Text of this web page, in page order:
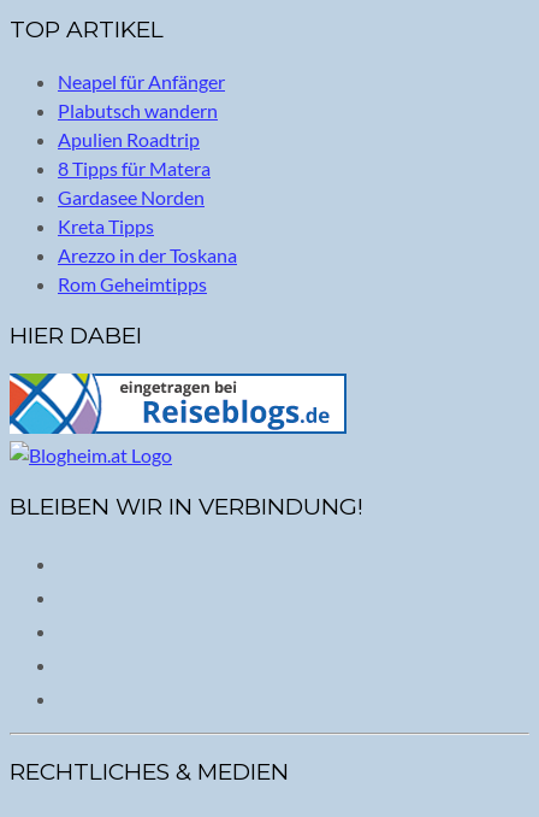
TOP ARTIKEL
Neapel für Anfänger
Plabutsch wandern
Apulien Roadtrip
8 Tipps für Matera
Gardasee Norden
Kreta Tipps
Arezzo in der Toskana
Rom Geheimtipps
HIER DABEI
BLEIBEN WIR IN VERBINDUNG!
RECHTLICHES & MEDIEN